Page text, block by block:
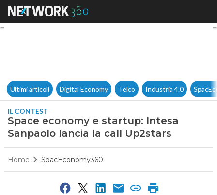
Space economy e startup:
Ultimi articoli Digital Economy Telco Industria 4.0
IL CONTEST
Space economy e startup: Intesa
Sanpaolo lancia la call Up2stars
Home SpacEconomy360